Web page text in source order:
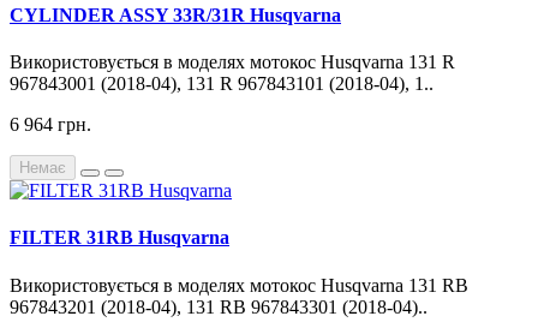
CYLINDER ASSY 33R/31R Husqvarna
Використовується в моделях мотокос Husqvarna 131 R
967843001 (2018-04), 131 R 967843101 (2018-04), 1..
6 964 грн.
Немає
FILTER 31RB Husqvarna
Використовується в моделях мотокос Husqvarna 131 RB
967843201 (2018-04), 131 RB 967843301 (2018-04)..